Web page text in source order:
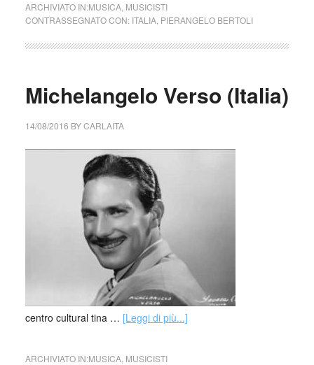
ARCHIVIATO IN:MUSICA, MUSICISTI
CONTRASSEGNATO CON: ITALIA, PIERANGELO BERTOLI
Michelangelo Verso (Italia)
14/08/2016 BYCARLAITA
centro cultural tina … [Leggi di più...]
ARCHIVIATO IN:MUSICA, MUSICISTI